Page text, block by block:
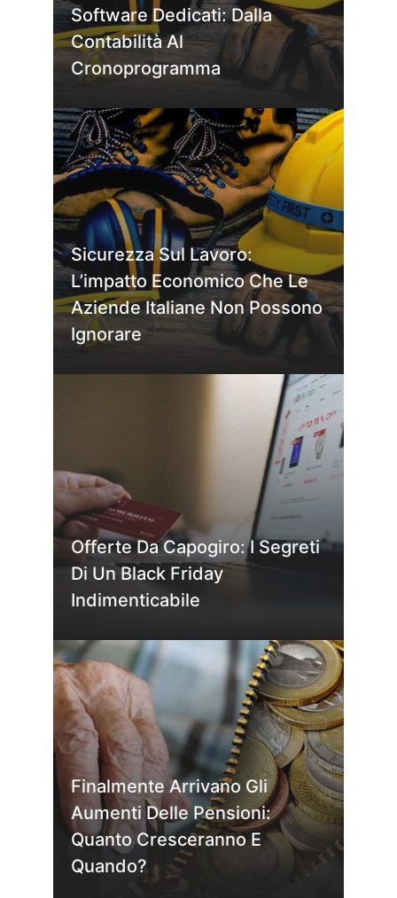
Software Dedicati: Dalla
Contabilità Al
Cronoprogramma
Sicurezza Sul Lavoro:
L’impatto Economico Che Le
Aziende Italiane Non Possono
Ignorare
Offerte Da Capogiro: I Segreti
Di Un Black Friday
Indimenticabile
Finalmente Arrivano Gli
Aumenti Delle Pensioni:
Quanto Cresceranno E
Quando?